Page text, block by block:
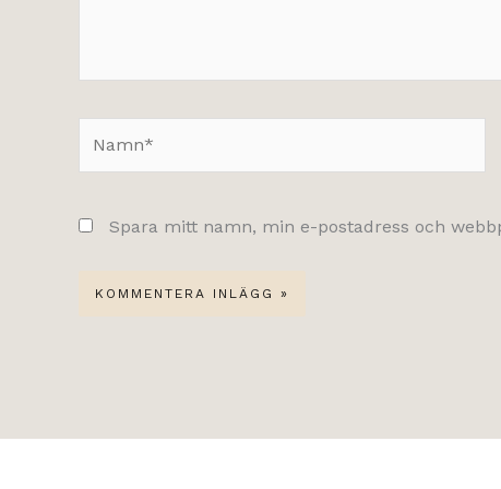
Spara mitt namn, min e-postadress och